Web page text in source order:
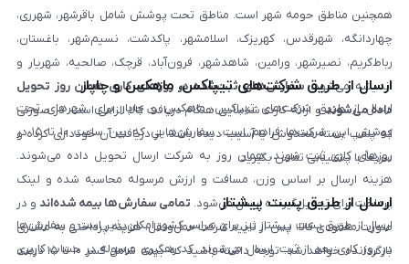
همچنین مناطق حومه شهر است. مناطق تحت پوشش شامل باقرشهر، شهرری،
چهاردانگه، شهرقدس، کهریزک، اسلامشهر، پاکدشت، نسیم‌شهر، باغستان،
رباط‌کریم، نصیرشهر، ورامین، شاهدشهر، فرون‌آباد، قرچک، صالحیه، شهریار و
اندیشه می‌شود. سفارش‌های ثبت‌شده در روزهای کاری همان روز تحویل
داده می‌شوندو ارائه کارت شناسایی هنگام دریافت کالا الزامی است. در صورتی
که پلمپ بسته مخدوش یا آسیب دیده باشد، از دریافت آن خودداری کرده و
سریعاً با پشتیبانی تماس بگیرید.
ارسال از طریق شرکت‌های تیپاکس، ماهکس و چاپار
ارسال از طریق شرکت‌های تیپاکس، ماهکس و چاپار برای شهرهای تحت
پوشش این شرکت‌ها فراهم است. سفارش‌هایی که بین ساعت ۱۰ تا ۱۵ در
روزهای کاری ثبت شوند، همان روز به شرکت ارسال تحویل داده می‌شوند.
هزینه ارسال بر اساس وزن، مسافت و ارزش مرسوله محاسبه شده و لینک
پرداخت برای تحویل‌گیرنده ارسال می‌شود. تمامی سفارش‌ها بیمه شده‌اند و در
صورت مفقودی کالا، پس از تایید شرکت حمل‌ونقل، هزینه پرداختی به مشتری
بازگردانده خواهد شد. توجه داشته باشید که بیمه شامل کسر ۱۰ تا ۱۵ درصد
ارسال از طریق پست پیشتاز
ارسال از طریق پست پیشتاز نیز برای سراسر کشور امکان‌پذیر است و سفارش‌ها
در روز کاری بعد از ثبت، ارسال می‌شوند. کد رهگیری مرسوله در حساب کاربری